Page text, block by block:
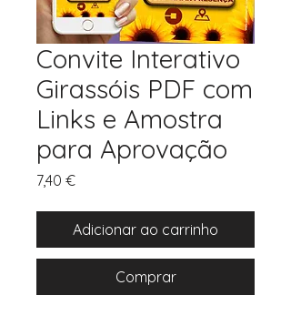
Convite Interativo
Girassóis PDF com
Links e Amostra
para Aprovação
7,40 €Preço
Adicionar ao carrinho
Comprar